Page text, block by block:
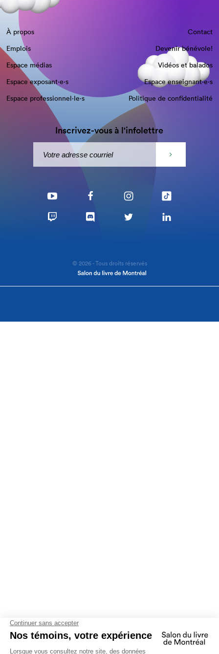
À propos
Contact
Emplois
Devenir bénévole!
Espace médias
Vidéos et balados
Espace exposant·e⋅s
Espace enseignant·e⋅s
Espace professionnel·le⋅s
Politique de confidentialité
Inscrivez-vous à l'infolettre
© 2026 - Tous droits réservés